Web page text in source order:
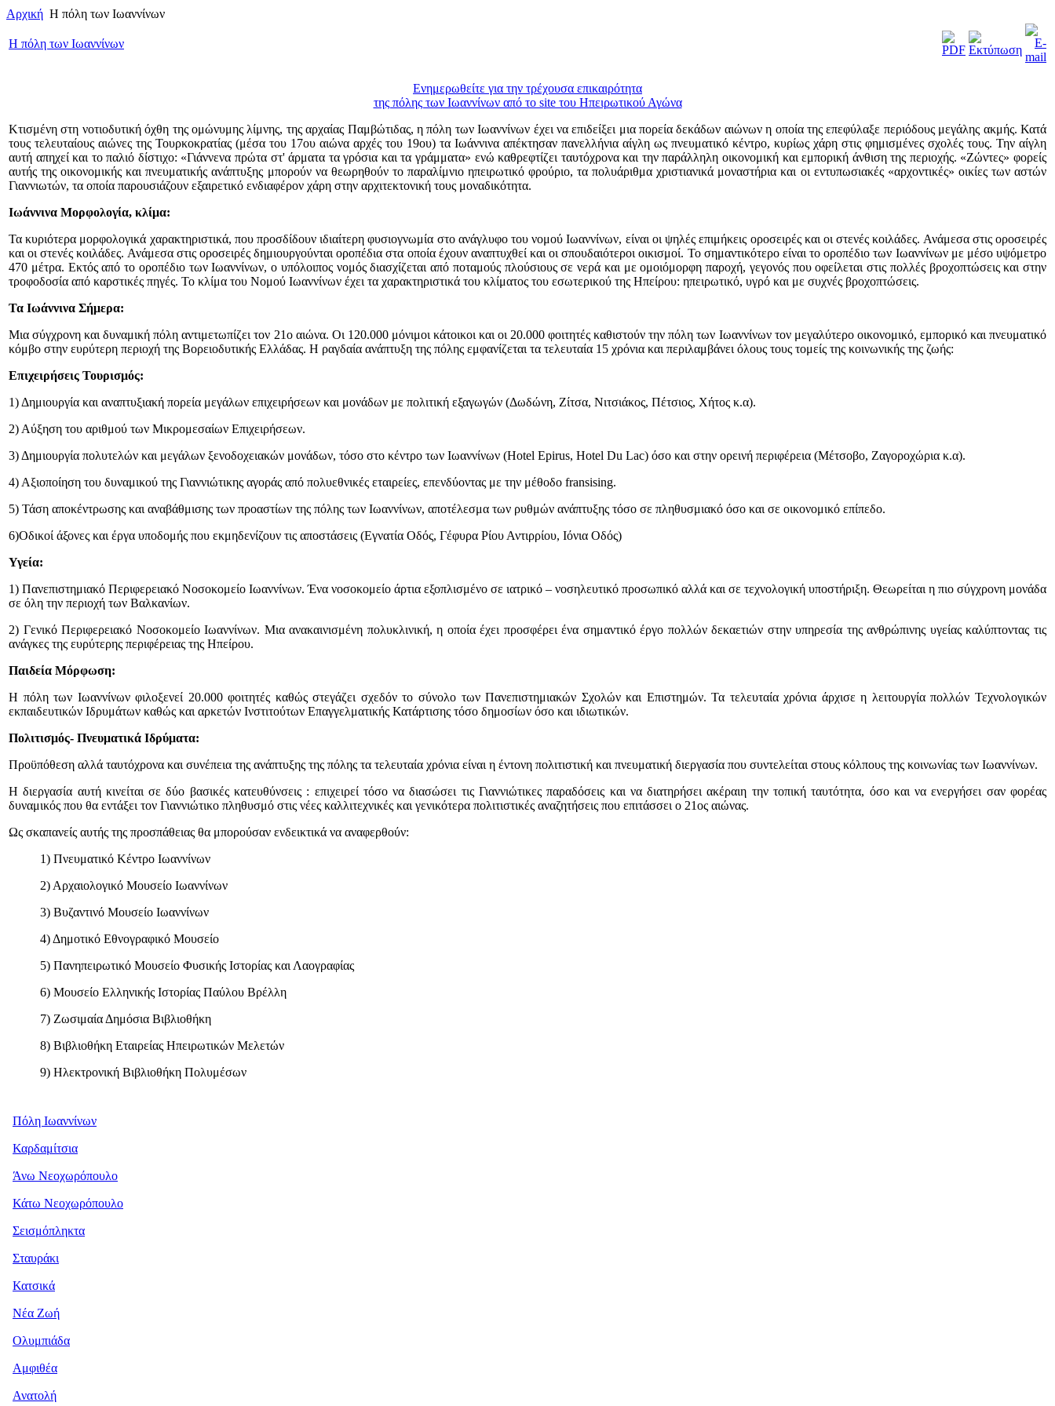
Αρχική Η πόλη των Ιωαννίνων
Η πόλη των Ιωαννίνων
Ενημερωθείτε για την τρέχουσα επικαιρότητα
της πόλης των Ιωαννίνων από το site του Ηπειρωτικού Αγώνα
Κτισμένη στη νοτιοδυτική όχθη της ομώνυμης λίμνης, της αρχαίας Παμβώτιδας, η πόλη των Ιωαννίνων έχει να επιδείξει μια πορεία δεκάδων αιώνων η οποία της επεφύλαξε περιόδους μεγάλης ακμής. Κατά
τους τελευταίους αιώνες της Τουρκοκρατίας (μέσα του 17ου αιώνα αρχές του 19ου) τα Ιωάννινα απέκτησαν πανελλήνια αίγλη ως πνευματικό κέντρο, κυρίως χάρη στις φημισμένες σχολές τους. Την αίγλη
αυτή απηχεί και το παλιό δίστιχο: «Γιάννενα πρώτα στ' άρματα τα γρόσια και τα γράμματα» ενώ καθρεφτίζει ταυτόχρονα και την παράλληλη οικονομική και εμπορική άνθιση της περιοχής. «Ζώντες» φορείς
αυτής της οικονομικής και πνευματικής ανάπτυξης μπορούν να θεωρηθούν το παραλίμνιο ηπειρωτικό φρούριο, τα πολυάριθμα χριστιανικά μοναστήρια και οι εντυπωσιακές «αρχοντικές» οικίες των αστών
Γιαννιωτών, τα οποία παρουσιάζουν εξαιρετικό ενδιαφέρον χάρη στην αρχιτεκτονική τους μοναδικότητα.
Ιωάννινα Μορφολογία, κλίμα:
Τα κυριότερα μορφολογικά χαρακτηριστικά, που προσδίδουν ιδιαίτερη φυσιογνωμία στο ανάγλυφο του νομού Ιωαννίνων, είναι οι ψηλές επιμήκεις οροσειρές και οι στενές κοιλάδες. Ανάμεσα στις οροσειρές
και οι στενές κοιλάδες. Ανάμεσα στις οροσειρές δημιουργούνται οροπέδια στα οποία έχουν αναπτυχθεί και οι σπουδαιότεροι οικισμοί. Το σημαντικότερο είναι το οροπέδιο των Ιωαννίνων με μέσο υψόμετρο
470 μέτρα. Εκτός από το οροπέδιο των Ιωαννίνων, ο υπόλοιπος νομός διασχίζεται από ποταμούς πλούσιους σε νερά και με ομοιόμορφη παροχή, γεγονός που οφείλεται στις πολλές βροχοπτώσεις και στην
τροφοδοσία από καρστικές πηγές. Το κλίμα του Νομού Ιωαννίνων έχει τα χαρακτηριστικά του κλίματος του εσωτερικού της Ηπείρου: ηπειρωτικό, υγρό και με συχνές βροχοπτώσεις.
Τα Ιωάννινα Σήμερα:
Μια σύγχρονη και δυναμική πόλη αντιμετωπίζει τον 21ο αιώνα. Οι 120.000 μόνιμοι κάτοικοι και οι 20.000 φοιτητές καθιστούν την πόλη των Ιωαννίνων τον μεγαλύτερο οικονομικό, εμπορικό και πνευματικό
κόμβο στην ευρύτερη περιοχή της Βορειοδυτικής Ελλάδας. Η ραγδαία ανάπτυξη της πόλης εμφανίζεται τα τελευταία 15 χρόνια και περιλαμβάνει όλους τους τομείς της κοινωνικής της ζωής:
Επιχειρήσεις Τουρισμός:
1) Δημιουργία και αναπτυξιακή πορεία μεγάλων επιχειρήσεων και μονάδων με πολιτική εξαγωγών (Δωδώνη, Ζίτσα, Νιτσιάκος, Πέτσιος, Χήτος κ.α).
2) Αύξηση του αριθμού των Μικρομεσαίων Επιχειρήσεων.
3) Δημιουργία πολυτελών και μεγάλων ξενοδοχειακών μονάδων, τόσο στο κέντρο των Ιωαννίνων (Hotel Epirus, Hotel Du Lac) όσο και στην ορεινή περιφέρεια (Μέτσοβο, Ζαγοροχώρια κ.α).
4) Αξιοποίηση του δυναμικού της Γιαννιώτικης αγοράς από πολυεθνικές εταιρείες, επενδύοντας με την μέθοδο fransising.
5) Τάση αποκέντρωσης και αναβάθμισης των προαστίων της πόλης των Ιωαννίνων, αποτέλεσμα των ρυθμών ανάπτυξης τόσο σε πληθυσμιακό όσο και σε οικονομικό επίπεδο.
6)Οδικοί άξονες και έργα υποδομής που εκμηδενίζουν τις αποστάσεις (Εγνατία Οδός, Γέφυρα Ρίου Αντιρρίου, Ιόνια Οδός)
Υγεία:
1) Πανεπιστημιακό Περιφερειακό Νοσοκομείο Ιωαννίνων. Ένα νοσοκομείο άρτια εξοπλισμένο σε ιατρικό – νοσηλευτικό προσωπικό αλλά και σε τεχνολογική υποστήριξη. Θεωρείται η πιο σύγχρονη μονάδα
σε όλη την περιοχή των Βαλκανίων.
2) Γενικό Περιφερειακό Νοσοκομείο Ιωαννίνων. Μια ανακαινισμένη πολυκλινική, η οποία έχει προσφέρει ένα σημαντικό έργο πολλών δεκαετιών στην υπηρεσία της ανθρώπινης υγείας καλύπτοντας τις
ανάγκες της ευρύτερης περιφέρειας της Ηπείρου.
Παιδεία Μόρφωση:
Η πόλη των Ιωαννίνων φιλοξενεί 20.000 φοιτητές καθώς στεγάζει σχεδόν το σύνολο των Πανεπιστημιακών Σχολών και Επιστημών. Τα τελευταία χρόνια άρχισε η λειτουργία πολλών Τεχνολογικών
εκπαιδευτικών Ιδρυμάτων καθώς και αρκετών Ινστιτούτων Επαγγελματικής Κατάρτισης τόσο δημοσίων όσο και ιδιωτικών.
Πολιτισμός- Πνευματικά Ιδρύματα:
Προϋπόθεση αλλά ταυτόχρονα και συνέπεια της ανάπτυξης της πόλης τα τελευταία χρόνια είναι η έντονη πολιτιστική και πνευματική διεργασία που συντελείται στους κόλπους της κοινωνίας των Ιωαννίνων.
Η διεργασία αυτή κινείται σε δύο βασικές κατευθύνσεις : επιχειρεί τόσο να διασώσει τις Γιαννιώτικες παραδόσεις και να διατηρήσει ακέραιη την τοπική ταυτότητα, όσο και να ενεργήσει σαν φορέας
δυναμικός που θα εντάξει τον Γιαννιώτικο πληθυσμό στις νέες καλλιτεχνικές και γενικότερα πολιτιστικές αναζητήσεις που επιτάσσει ο 21ος αιώνας.
Ως σκαπανείς αυτής της προσπάθειας θα μπορούσαν ενδεικτικά να αναφερθούν:
1) Πνευματικό Κέντρο Ιωαννίνων
2) Αρχαιολογικό Μουσείο Ιωαννίνων
3) Βυζαντινό Μουσείο Ιωαννίνων
4) Δημοτικό Εθνογραφικό Μουσείο
5) Πανηπειρωτικό Μουσείο Φυσικής Ιστορίας και Λαογραφίας
6) Μουσείο Ελληνικής Ιστορίας Παύλου Βρέλλη
7) Ζωσιμαία Δημόσια Βιβλιοθήκη
8) Βιβλιοθήκη Εταιρείας Ηπειρωτικών Μελετών
9) Ηλεκτρονική Βιβλιοθήκη Πολυμέσων
Πόλη Ιωαννίνων
Καρδαμίτσια
Άνω Νεοχωρόπουλο
Κάτω Νεοχωρόπουλο
Σεισμόπληκτα
Σταυράκι
Κατσικά
Νέα Ζωή
Ολυμπιάδα
Αμφιθέα
Ανατολή